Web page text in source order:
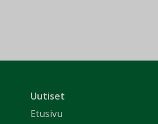
Uutiset
Etusivu